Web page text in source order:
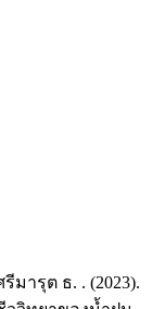
มารุต ธ. . (2023).